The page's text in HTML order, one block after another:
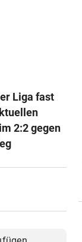
Liga fast
2:2 gegen